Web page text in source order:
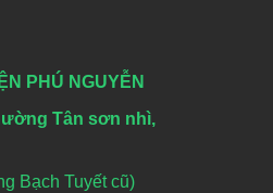
PHÚ NGUYỄN
Tân sơn nhì,
Bạch Tuyết cũ)